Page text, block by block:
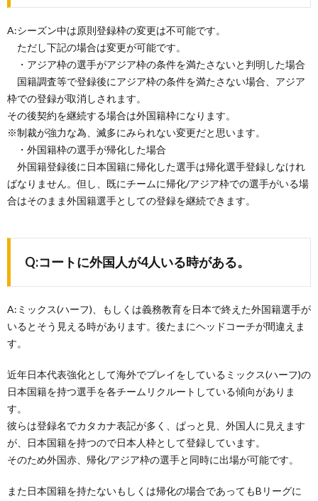
A:シーズン中は原則登録枠の変更は不可能です。
ただし下記の場合は変更が可能です。
・アジア枠の選手がアジア枠の条件を満たさないと判明した場合
国籍調査等で登録後にアジア枠の条件を満たさない場合、アジア
枠での登録が取消しされます。
その後契約を継続する場合は外国籍枠になります。
※制裁が強力な為、滅多にみられない変更だと思います。
・外国籍枠の選手が帰化した場合
外国籍登録後に日本国籍に帰化した選手は帰化選手登録しなけれ
ばなりません。但し、既にチームに帰化/アジア枠での選手がいる場
合はそのまま外国籍選手としての登録を継続できます。
Q:コートに外国人が4人いる時がある。
A:ミックス(ハーフ)、もしくは義務教育を日本で終えた外国籍選手が
いるとそう見える時があります。後たまにヘッドコーチが間違えま
す。
近年日本代表強化として海外でプレイをしているミックス(ハーフ)の
日本国籍を持つ選手を各チームリクルートしている傾向がありま
す。
彼らは登録名でカタカナ表記が多く、ぱっと見、外国人に見えます
が、日本国籍を持つので日本人枠として登録しています。
そのため外国赤、帰化/アジア枠の選手と同時に出場が可能です。
また日本国籍を持たないもしくは帰化の場合であってもBリーグに